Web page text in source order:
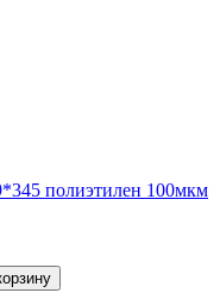
полиэтилен 100мкм